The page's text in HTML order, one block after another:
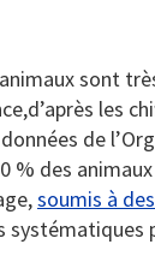
sont
les
de
% des
soumis à